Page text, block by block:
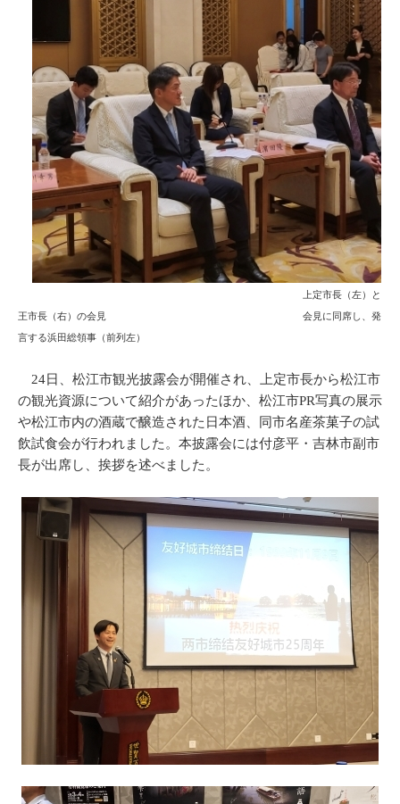
上定市長（左）と
王市長（右）の会見 会見に同席し、発
言する浜田総領事（前列左）
24日、松江市観光披露会が開催され、上定市長から松江市
の観光資源について紹介があったほか、松江市PR写真の展示
や松江市内の酒蔵で醸造された日本酒、同市名産茶菓子の試
飲試食会が行われました。本披露会には付彦平・吉林市副市
長が出席し、挨拶を述べました。